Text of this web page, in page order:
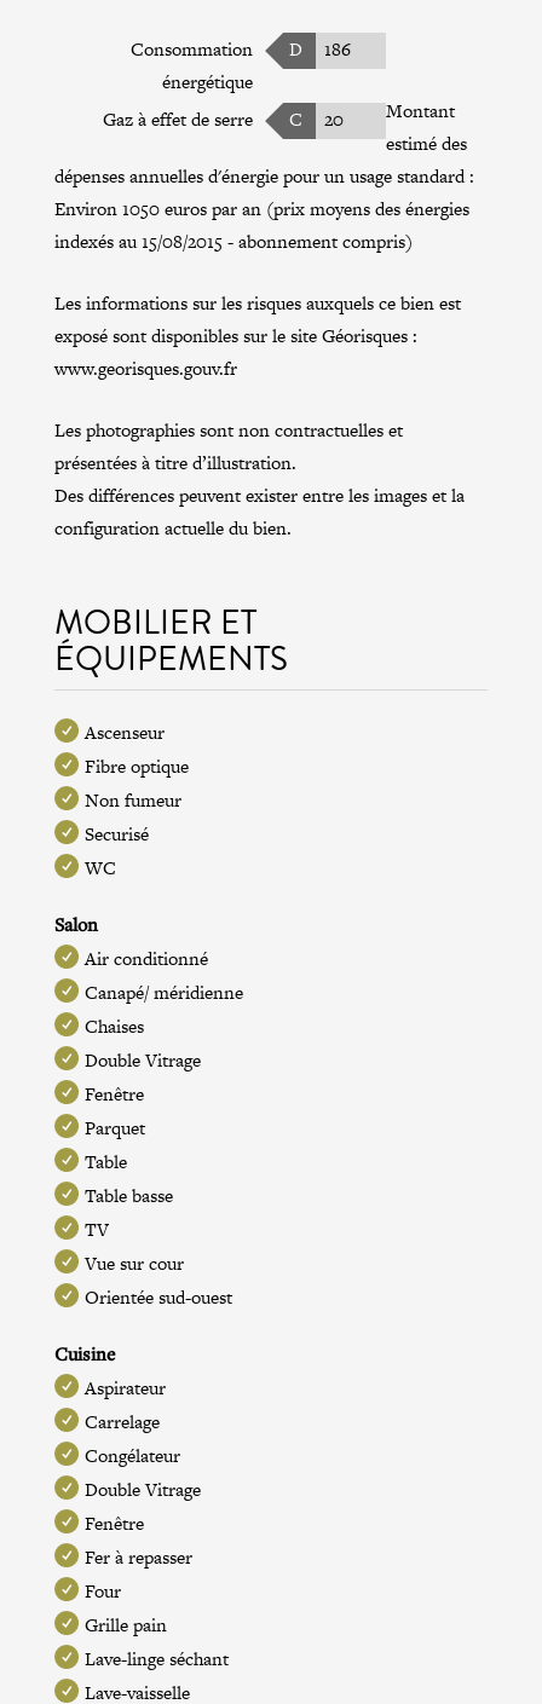
Consommation
énergétique
D 186
Gaz à effet de serre C 20
Montant
estimé des
dépenses annuelles d'énergie pour un usage standard :
Environ 1050 euros par an (prix moyens des énergies
indexés au 15/08/2015 - abonnement compris)
Les informations sur les risques auxquels ce bien est
exposé sont disponibles sur le site Géorisques :
www.georisques.gouv.fr
Les photographies sont non contractuelles et
présentées à titre d’illustration.
Des différences peuvent exister entre les images et la
configuration actuelle du bien.
MOBILIER ET
ÉQUIPEMENTS
Ascenseur
Fibre optique
Non fumeur
Securisé
WC
Salon
Air conditionné
Canapé/ méridienne
Chaises
Double Vitrage
Fenêtre
Parquet
Table
Table basse
TV
Vue sur cour
Orientée sud-ouest
Cuisine
Aspirateur
Carrelage
Congélateur
Double Vitrage
Fenêtre
Fer à repasser
Four
Grille pain
Lave-linge séchant
Lave-vaisselle